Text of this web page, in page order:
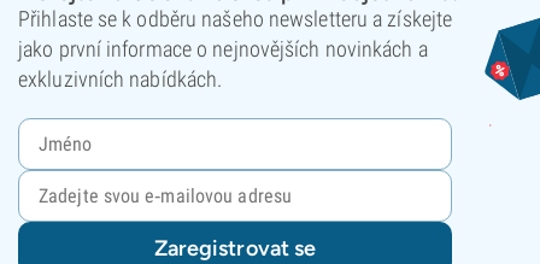
Přihlaste se k odběru našeho newsletteru a získejte
jako první informace o nejnovějších novinkách a
exkluzivních nabídkách.
Zaregistrovat se